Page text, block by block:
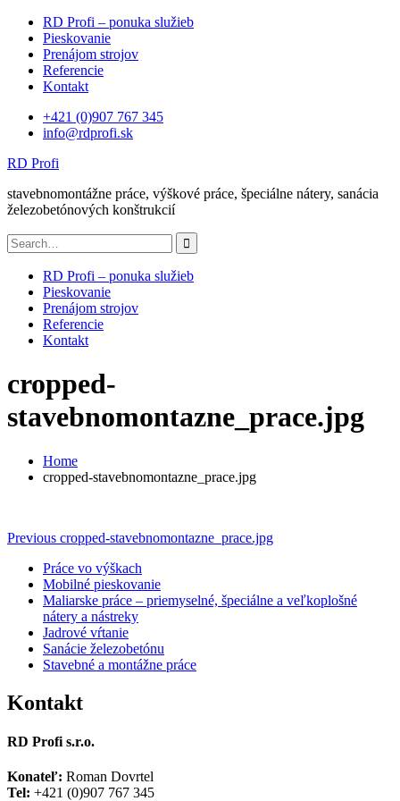
Skip
content
RD Profi – ponuka služieb
Pieskovanie
Prenájom strojov
Referencie
Kontakt
+421 (0)907 767 345
info@rdprofi.sk
RD Profi
stavebnomontážne práce, výškové práce, špeciálne nátery, sanácia
železobetónových konštrukcií
Search
for:
RD Profi – ponuka služieb
Pieskovanie
Prenájom strojov
Referencie
Kontakt
cropped-
stavebnomontazne_prace.jpg
Home
cropped-stavebnomontazne_prace.jpg
Navigácia
článku
Previous Previous
cropped-stavebnomontazne_prace.jpg
Práce vo výškach
Mobilné pieskovanie
Maliarske práce – priemyselné, špeciálne a veľkoplošné
nátery a nástreky
Jadrové vŕtanie
Sanácie železobetónu
Stavebné a montážne práce
Kontakt
RD Profi s.r.o.
Konateľ: Roman Dovrtel
Tel: +421 (0)907 767 345